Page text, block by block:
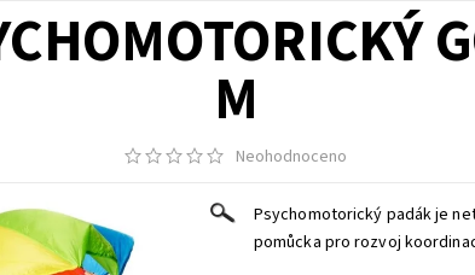
M
Neohodnoceno
Psychomotorický padák je
pomůcka pro rozvoj